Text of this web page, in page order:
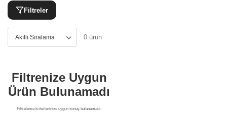
Filtreler
0 ürün